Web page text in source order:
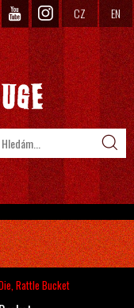
CZ EN
Rattle Bucket